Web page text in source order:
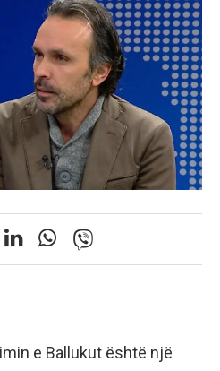
e Ballukut është një